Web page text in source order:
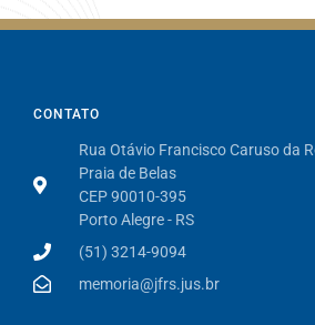
CONTATO
Rua Otávio Francisco Caruso da
Praia de Belas
CEP 90010-395
Porto Alegre - RS
(51) 3214-9094
memoria@jfrs.jus.br